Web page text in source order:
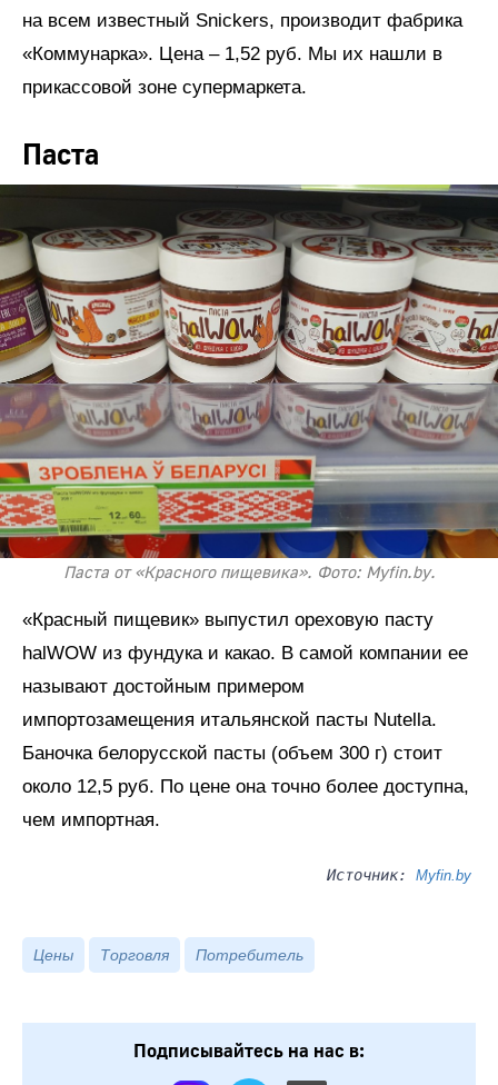
на всем известный Snickers, производит фабрика
«Коммунарка». Цена – 1,52 руб. Мы их нашли в
прикассовой зоне супермаркета.
Паста
Паста от «Красного пищевика». Фото: Myfin.by.
«Красный пищевик» выпустил ореховую пасту
halWOW из фундука и какао. В самой компании ее
называют достойным примером
импортозамещения итальянской пасты Nutella.
Баночка белорусской пасты (объем 300 г) стоит
около 12,5 руб. По цене она точно более доступна,
чем импортная.
Источник: Мyfin.by
Цены Торговля Потребитель
Подписывайтесь на нас в: